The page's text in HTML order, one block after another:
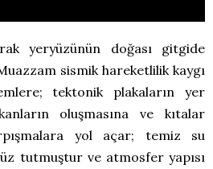
yeryüzünün doğası gitgide
sismik hareketlilik kaygı
tektonik plakaların yer
oluşmasına ve kıtalar
yol açar; temiz su
tutmuştur ve atmosfer yapısı